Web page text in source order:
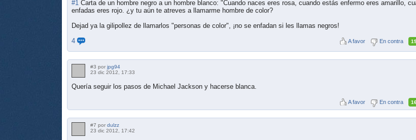
#1 Carta de un hombre negro a un hombre blanco: "Cuando naces eres rosa, cuando estás enfermo eres amarillo,
enfadas eres rojo. ¿y tu aún te atreves a llamarme hombre de color?
Dejad ya la gilipollez de llamarlos "personas de color", ¡no se enfadan si les llamas negros!
4
A favor En contra
#3 por jpg94
23 dic 2012, 17:33
Quería seguir los pasos de Michael Jackson y hacerse blanca.
A favor En contra
#7 por dulzz
23 dic 2012, 17:42